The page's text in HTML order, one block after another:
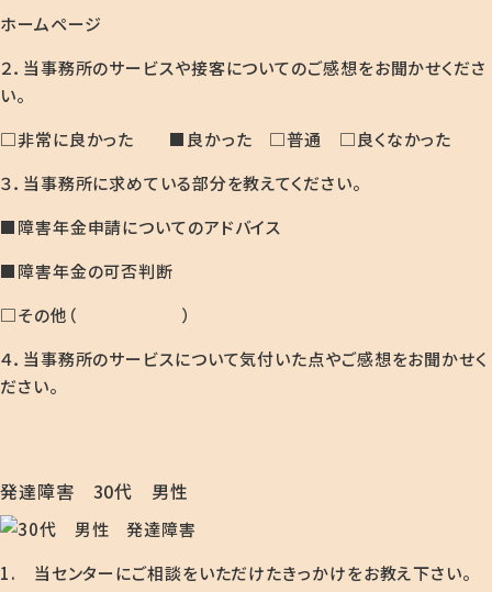
ホームページ
２．当事務所のサービスや接客についてのご感想をお聞かせくださ
い。
□非常に良かった ■良かった □普通 □良くなかった
３．当事務所に求めている部分を教えてください。
■障害年金申請についてのアドバイス
■障害年金の可否判断
□その他（ ）
４．当事務所のサービスについて気付いた点やご感想をお聞かせく
ださい。
発達障害 30代 男性
1. 当センターにご相談をいただけたきっかけをお教え下さい。